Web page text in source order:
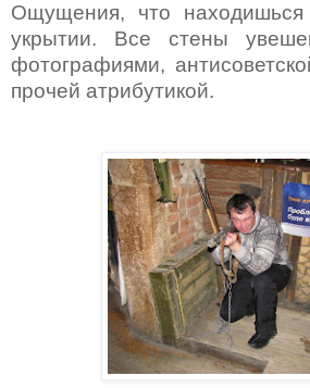
Ощущения, что находишься
укрытии. Все стены
фотографиями,
прочей атрибутикой.